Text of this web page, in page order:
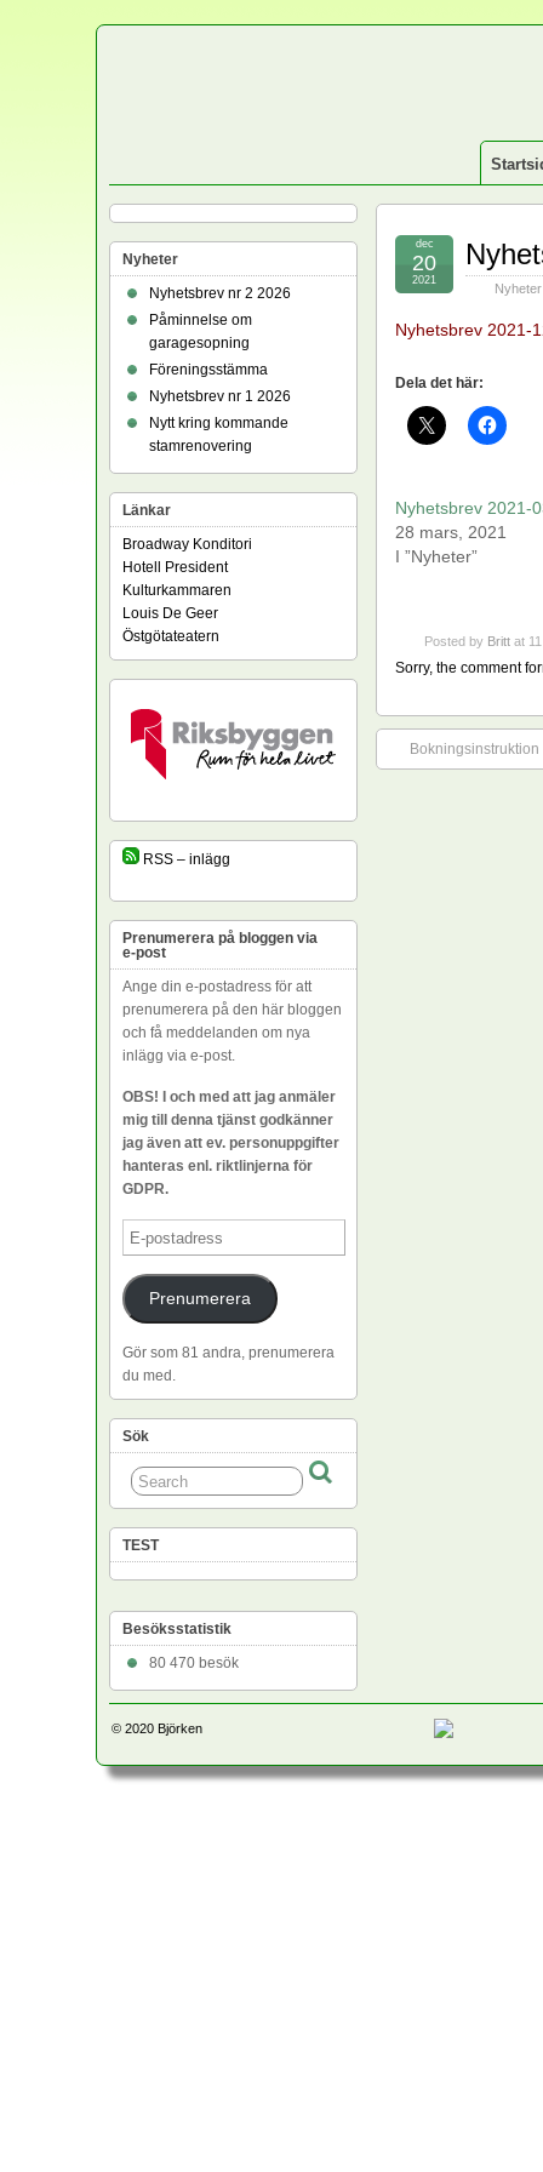
Nyheter
dec
20
2021
Nyhetsbrev 2021-
Dela det här:
Nyhetsbrev 2021-
28 mars, 2021
I ”Nyheter”
Posted by Britt at
Sorry, the comment
Bokningsinstruktion
Nyheter
Nyhetsbrev nr 2 2026
Påminnelse om
garagesopning
Föreningsstämma
Nyhetsbrev nr 1 2026
Nytt kring kommande
stamrenovering
Länkar
Broadway Konditori
Hotell President
Kulturkammaren
Louis De Geer
Östgötateatern
RSS – inlägg
Prenumerera på bloggen via
e-post
Ange din e-postadress för att
prenumerera på den här bloggen
och få meddelanden om nya
inlägg via e-post.
OBS! I och med att jag anmäler
mig till denna tjänst godkänner
jag även att ev. personuppgifter
hanteras enl. riktlinjerna för
GDPR.
E-
postadress
Prenumerera
Gör som 81 andra, prenumerera
du med.
Sök
TEST
Besöksstatistik
80 470 besök
© 2020 Björken